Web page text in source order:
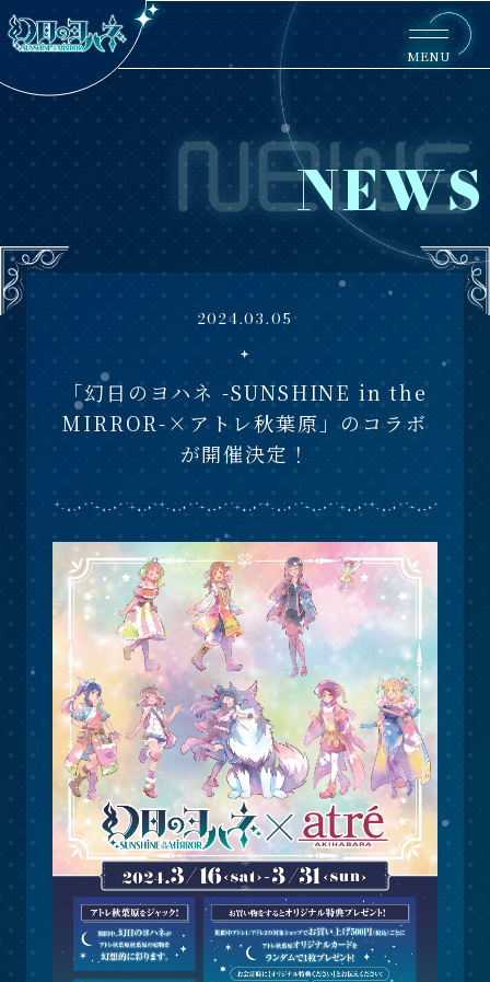
MENU
NEWS
2024.03.05
「幻日のヨハネ -SUNSHINE in the
MIRROR-×アトレ秋葉原」のコラボ
が開催決定！